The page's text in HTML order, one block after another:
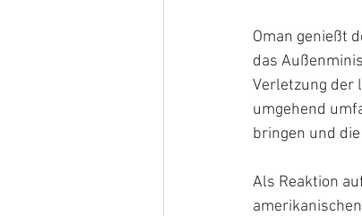
Oman genießt
das
Verletzung der
umgehend
bringen und
Als Reaktion